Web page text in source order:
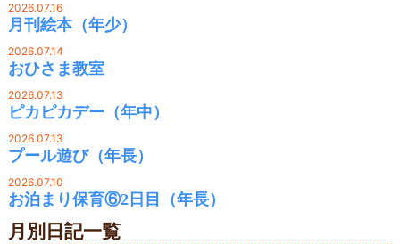
2026.07.16
月刊絵本（年少）
2026.07.14
おひさま教室
2026.07.13
ピカピカデー（年中）
2026.07.13
プール遊び（年長）
2026.07.10
お泊まり保育⑥2日目（年長）
月別日記一覧